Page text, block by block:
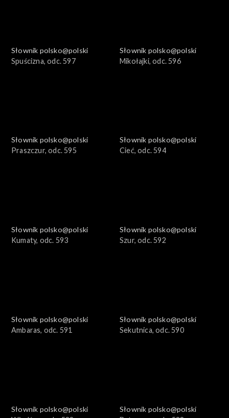
Słownik polsko@polski
Spuścizna, odc. 597
Słownik polsko@polski
Mikołajki, odc. 596
Słownik polsko@polski
Praszczur, odc. 595
Słownik polsko@polski
Cieć, odc. 594
Słownik polsko@polski
Kumaty, odc. 593
Słownik polsko@polski
Szur, odc. 592
Słownik polsko@polski
Ambaras, odc. 591
Słownik polsko@polski
Sekutnica, odc. 590
Słownik polsko@polski
Słownik polsko@polski